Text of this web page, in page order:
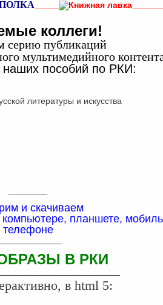
коллеги!
серию публикаций
мультимедийного
наших пособий по РКИ:
и скачиваем
планшете,
телефоне
В РКИ
в html 5: